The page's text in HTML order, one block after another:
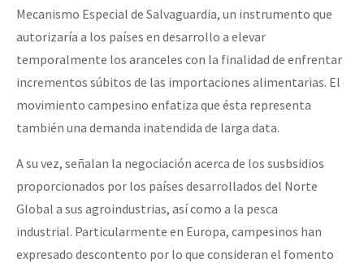
Mecanismo Especial de Salvaguardia, un instrumento que
autorizaría a los países en desarrollo a elevar
temporalmente los aranceles con la finalidad de enfrentar
incrementos súbitos de las importaciones alimentarias. El
movimiento campesino enfatiza que ésta representa
también una demanda inatendida de larga data.
A su vez, señalan la negociación acerca de los susbsidios
proporcionados por los países desarrollados del Norte
Global a sus agroindustrias, así como a la pesca
industrial. Particularmente en Europa, campesinos han
expresado descontento por lo que consideran el fomento